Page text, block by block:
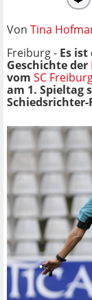
Von Tina
Freiburg - Es
Geschichte der
vom SC
am 1. Spieltag